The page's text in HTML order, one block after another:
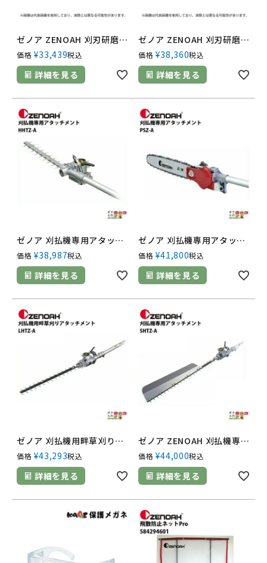
ゼノア ZENOAH 刈刃研磨機 YK-930 369992235
価格 ¥33,439税込
詳細を見る
ゼノア ZENOAH 刈刃研磨機 SK-320 629906088
価格 ¥38,360税込
詳細を見る
ゼノア 刈払機専用アタッチメント HHTZ-A[軽量タイプ 高枝剪定用 580720501]
価格 ¥38,987税込
詳細を見る
ゼノア 刈払機専用アタッチメント PSZ-A [剪定向き ポールソー 967181301]
価格 ¥41,800税込
詳細を見る
ゼノア 刈払機用畔草刈りアタッチメント LHTZ-A[畦草刈用 バリカン式 580720601]
価格 ¥43,293税込
詳細を見る
ゼノア ZENOAH 刈払機専用アタッチメント SHTZ-A角度可変タイプ 剪定向き 580720401
価格 ¥44,000税込
詳細を見る